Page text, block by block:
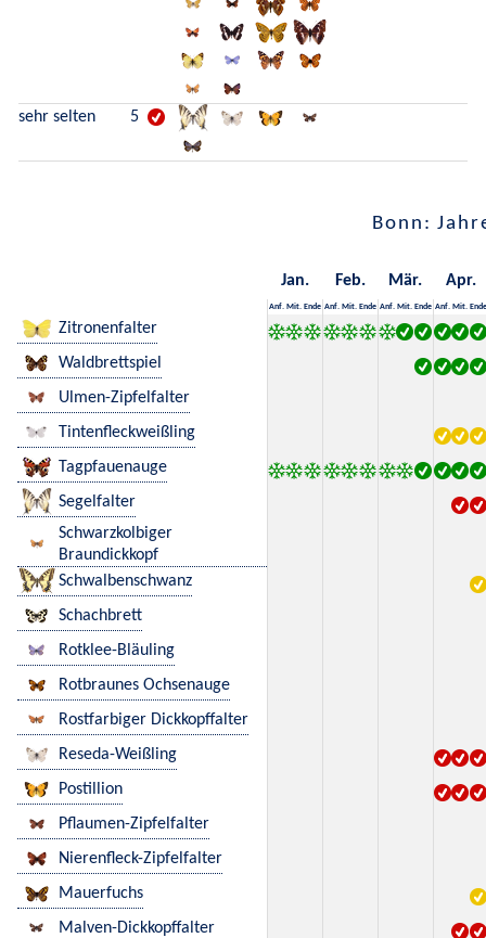
sehr selten 5
Bonn:
Jan. Feb. Mär. Apr.
Anf. Mit. Ende Anf. Mit. Ende Anf. Mit. Ende Anf. Mit. Ende
Zitronenfalter
Waldbrettspiel
Ulmen-Zipfelfalter
Tintenfleckweißling
Tagpfauenauge
Segelfalter
Schwarzkolbiger
Braundickkopf
Schwalbenschwanz
Schachbrett
Rotklee-Bläuling
Rotbraunes Ochsenauge
Rostfarbiger Dickkopffalter
Reseda-Weißling
Postillion
Pflaumen-Zipfelfalter
Nierenfleck-Zipfelfalter
Mauerfuchs
Malven-Dickkopffalter